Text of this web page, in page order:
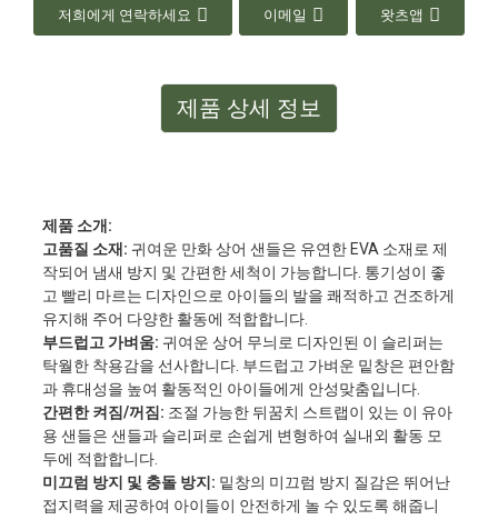
저희에게 연락하세요 이메일 왓츠앱
제품 상세 정보
제품 소개:
고품질 소재: 귀여운 만화 상어 샌들은 유연한 EVA 소재로 제
작되어 냄새 방지 및 간편한 세척이 가능합니다. 통기성이 좋
고 빨리 마르는 디자인으로 아이들의 발을 쾌적하고 건조하게
유지해 주어 다양한 활동에 적합합니다.
부드럽고 가벼움: 귀여운 상어 무늬로 디자인된 이 슬리퍼는
탁월한 착용감을 선사합니다. 부드럽고 가벼운 밑창은 편안함
과 휴대성을 높여 활동적인 아이들에게 안성맞춤입니다.
간편한 켜짐/꺼짐: 조절 가능한 뒤꿈치 스트랩이 있는 이 유아
용 샌들은 샌들과 슬리퍼로 손쉽게 변형하여 실내외 활동 모
두에 적합합니다.
미끄럼 방지 및 충돌 방지: 밑창의 미끄럼 방지 질감은 뛰어난
접지력을 제공하여 아이들이 안전하게 놀 수 있도록 해줍니